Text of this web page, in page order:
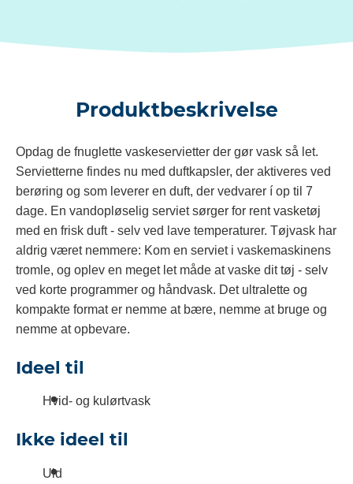
Produktbeskrivelse
Opdag de fnuglette vaskeservietter der gør vask så let.
Servietterne findes nu med duftkapsler, der aktiveres ved
berøring og som leverer en duft, der vedvarer í op til 7
dage. En vandopløselig serviet sørger for rent vasketøj
med en frisk duft - selv ved lave temperaturer. Tøjvask har
aldrig været nemmere: Kom en serviet i vaskemaskinens
tromle, og oplev en meget let måde at vaske dit tøj - selv
ved korte programmer og håndvask. Det ultralette og
kompakte format er nemme at bære, nemme at bruge og
nemme at opbevare.
Ideel til
Hvid- og kulørtvask
Ikke ideel til
Uld